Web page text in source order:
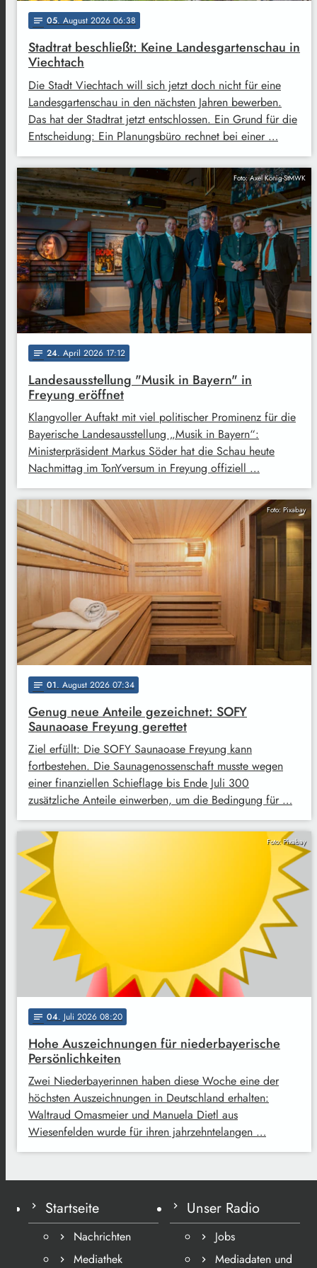
notes 05. August 2026 06:38
Stadtrat beschließt: Keine Landesgartenschau in
Viechtach
Die Stadt Viechtach will sich jetzt doch nicht für eine
Landesgartenschau in den nächsten Jahren bewerben.
Das hat der Stadtrat jetzt entschlossen. Ein Grund für die
Entscheidung: Ein Planungsbüro rechnet bei einer …
Foto: Axel König-StMWK
notes 24. April 2026 17:12
Landesausstellung "Musik in Bayern" in
Freyung eröffnet
Klangvoller Auftakt mit viel politischer Prominenz für die
Bayerische Landesausstellung „Musik in Bayern“:
Ministerpräsident Markus Söder hat die Schau heute
Nachmittag im TonYversum in Freyung offiziell …
Foto: Pixabay
notes 01. August 2026 07:34
Genug neue Anteile gezeichnet: SOFY
Saunaoase Freyung gerettet
Ziel erfüllt: Die SOFY Saunaoase Freyung kann
fortbestehen. Die Saunagenossenschaft musste wegen
einer finanziellen Schieflage bis Ende Juli 300
zusätzliche Anteile einwerben, um die Bedingung für …
Foto: Pixabay
notes 04. Juli 2026 08:20
Hohe Auszeichnungen für niederbayerische
Persönlichkeiten
Zwei Niederbayerinnen haben diese Woche eine der
höchsten Auszeichnungen in Deutschland erhalten:
Waltraud Omasmeier und Manuela Dietl aus
Wiesenfelden wurde für ihren jahrzehntelangen …
Startseite
Nachrichten
Mediathek
Unser Radio
Jobs
Mediadaten und